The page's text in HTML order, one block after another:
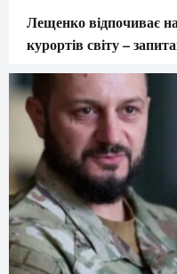
Лещенко відпочиває
курортів світу –